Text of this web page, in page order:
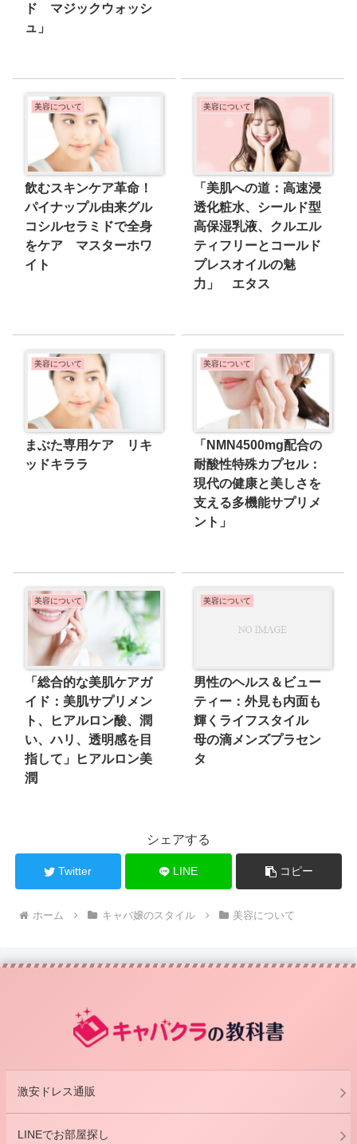
ド マジックウォッシ
ュ」
美容について
飲むスキンケア革命！
パイナップル由来グル
コシルセラミドで全身
をケア マスターホワ
イト
美容について
「美肌への道：高速浸
透化粧水、シールド型
高保湿乳液、クルエル
ティフリーとコールド
プレスオイルの魅
力」 エタス
美容について
まぶた専用ケア リキ
ッドキララ
美容について
「NMN4500mg配合の
耐酸性特殊カプセル：
現代の健康と美しさを
支える多機能サプリメ
ント」
美容について
「総合的な美肌ケアガ
イド：美肌サプリメン
ト、ヒアルロン酸、潤
い、ハリ、透明感を目
指して」ヒアルロン美
潤
美容について
男性のヘルス＆ビュー
ティー：外見も内面も
輝くライフスタイル
母の滴メンズプラセン
タ
シェアする
Twitter LINE コピー
ホーム キャバ嬢のスタイル 美容について
激安ドレス通販
LINEでお部屋探し